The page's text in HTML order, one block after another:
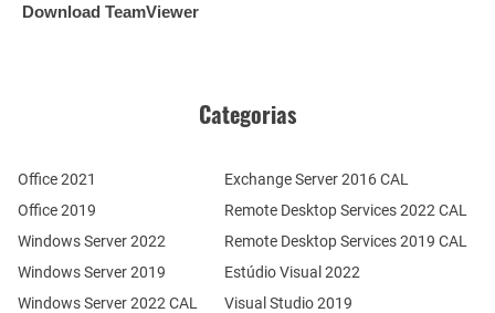
Download TeamViewer
Categorias
Office 2021
Office 2019
Windows Server 2022
Windows Server 2019
Windows Server 2022 CAL
Remote Desktop Services 2022 CAL
Remote Desktop Services 2019 CAL
Exchange Server 2016 CAL
Estúdio Visual 2022
Visual Studio 2019